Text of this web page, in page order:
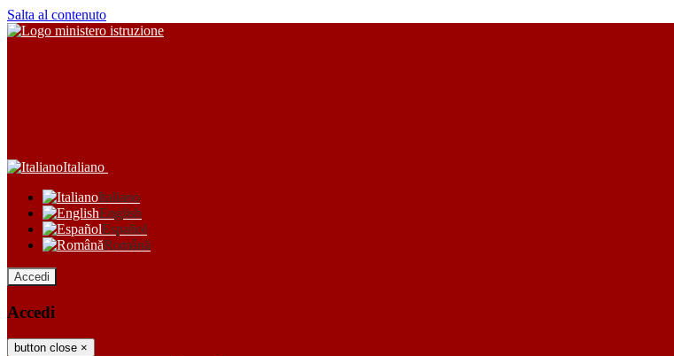
Salta al contenuto
Italiano
Italiano
English
Español
Română
Accedi
Accedi
button close ×